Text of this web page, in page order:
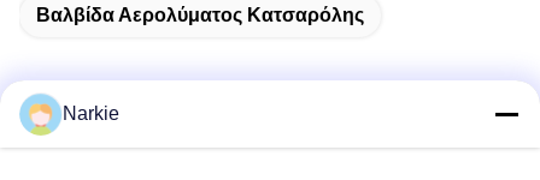
Βαλβίδα Αερολύματος Κατσαρόλης
Narkie